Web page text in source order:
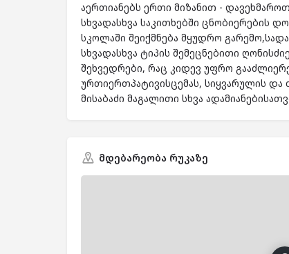
აერთიანებს ერთი მიზანით -
სხვადასხვა საკითხებში ცნობიერების
სკოლაში შეიქმნება მყუდრო
სხვადასხვა ტიპის შემეცნებითი
შეხვედრები, რაც კიდევ უფრო
ურთიერთპატივისცემას, სიყვარულის და
მისაბაძი მაგალითი სხვა
მდებარეობა რუკაზე